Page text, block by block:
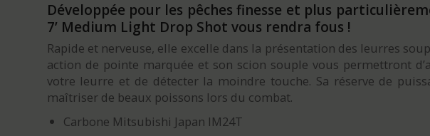
Développée pour les pêches finesse et plus
7’ Medium Light Drop Shot vous rendra fous !
Rapide et nerveuse, elle excelle dans la présentation des leurres
action de pointe marquée et son scion souple vous permettront
votre leurre et de détecter la moindre touche. Sa réserve de
maîtriser de beaux poissons lors du combat.
Carbone Mitsubishi Japan IM24T